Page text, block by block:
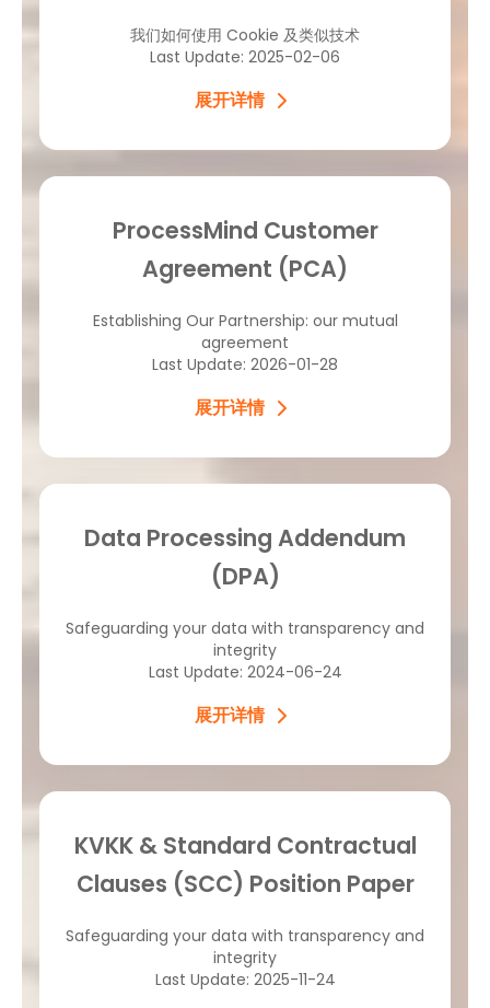
我们如何使用 Cookie 及类似技术
Last Update: 2025-02-06
展开详情
ProcessMind Customer
Agreement (PCA)
Establishing Our Partnership: our mutual
agreement
Last Update: 2026-01-28
展开详情
Data Processing Addendum
(DPA)
Safeguarding your data with transparency and
integrity
Last Update: 2024-06-24
展开详情
KVKK & Standard Contractual
Clauses (SCC) Position Paper
Safeguarding your data with transparency and
integrity
Last Update: 2025-11-24